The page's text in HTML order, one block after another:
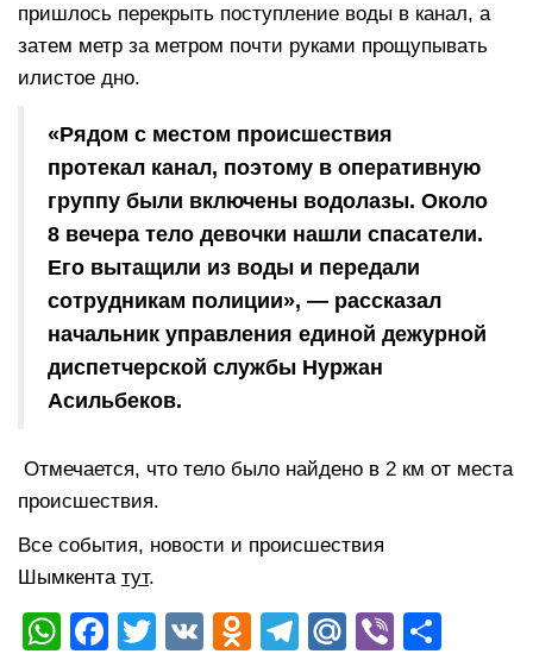
пришлось перекрыть поступление воды в канал, а
затем метр за метром почти руками прощупывать
илистое дно.
«Рядом с местом происшествия
протекал канал, поэтому в оперативную
группу были включены водолазы. Около
8 вечера тело девочки нашли спасатели.
Его вытащили из воды и передали
сотрудникам полиции», — рассказал
начальник управления единой дежурной
диспетчерской службы Нуржан
Асильбеков.
Отмечается, что тело было найдено в 2 км от места
происшествия.
Все события, новости и происшествия
Шымкента тут.
W F
T
V
O
T
M Vi